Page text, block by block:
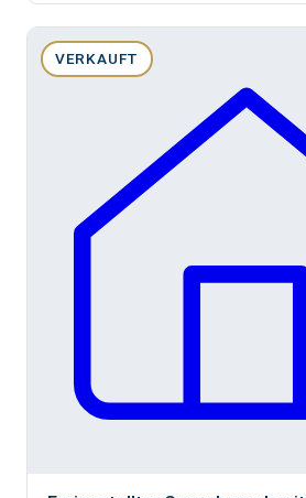
VERKAUFT